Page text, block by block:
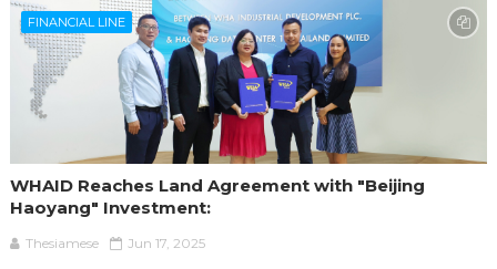
FINANCIAL LINE
WHAID Reaches Land Agreement with "Beijing
Haoyang" Investment:
Thesiamese Jun 17, 2025